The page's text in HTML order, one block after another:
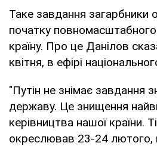
Таке завдання загарбники
початку
країну. Про це Данілов
квітня, в ефірі
"Путін не знімає завдання
державу. Це знищення
керівництва нашої країни.
окреслював 23-24 лютого,